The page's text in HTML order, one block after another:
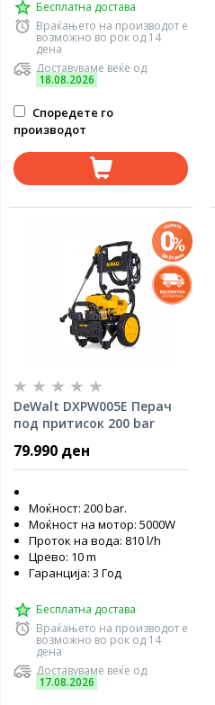
Бесплатна достава
Враќањето на производот е
возможно во рок од 14
дена
Доставуваме веќе од
18.08.2026
Споредете го
производот
DeWalt DXPW005E Перач
под притисок 200 bar
79.990 ден
Моќност: 200 bar.
Моќност на мотор: 5000W
Проток на вода: 810 l/h
Црево: 10 m
Гаранција: 3 Год
Бесплатна достава
Враќањето на производот е
возможно во рок од 14
дена
Доставуваме веќе од
17.08.2026